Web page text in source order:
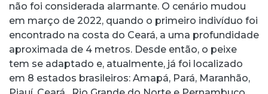
não foi considerada alarmante. O cenário mudou
em março de 2022, quando o primeiro indivíduo foi
encontrado na costa do Ceará, a uma profundidade
aproximada de 4 metros. Desde então, o peixe
tem se adaptado e, atualmente, já foi localizado
em 8 estados brasileiros: Amapá, Pará, Maranhão,